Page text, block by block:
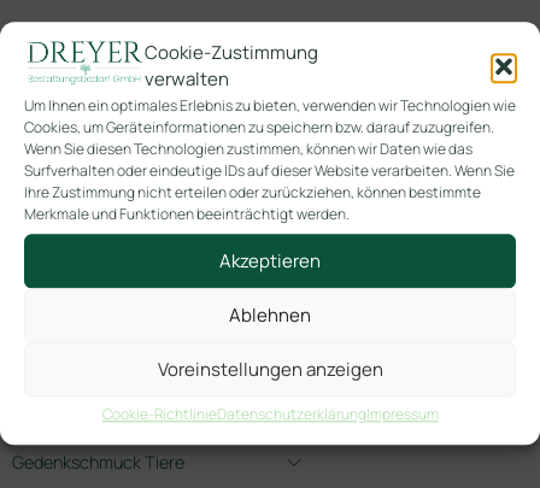
Cookie-Zustimmung
verwalten
Um Ihnen ein optimales Erlebnis zu bieten, verwenden wir Technologien wie
Cookies, um Geräteinformationen zu speichern bzw. darauf zuzugreifen.
Wenn Sie diesen Technologien zustimmen, können wir Daten wie das
Surfverhalten oder eindeutige IDs auf dieser Website verarbeiten. Wenn Sie
Ihre Zustimmung nicht erteilen oder zurückziehen, können bestimmte
Merkmale und Funktionen beeinträchtigt werden.
Akzeptieren
Ablehnen
Voreinstellungen anzeigen
Cookie-RichtlinieDatenschutzerklärungImpressum
2530 Reno weiß
hochglanz
Gedenkschmuck Tiere